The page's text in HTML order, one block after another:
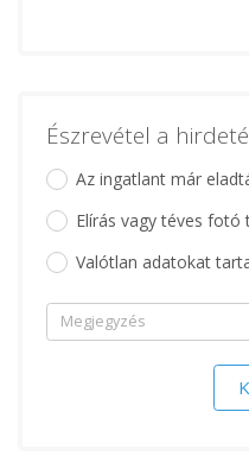
Észrevétel a
Az ingatlant már
Elírás vagy téves fotó
Valótlan adatokat